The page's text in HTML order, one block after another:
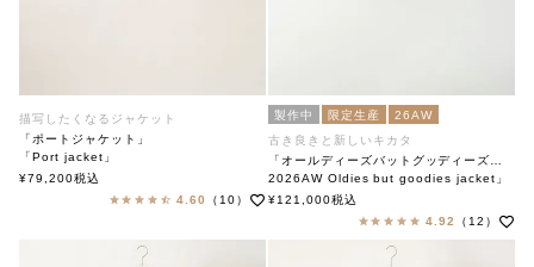
描写したくなるジャケット
「ポートジャケット」
「Port jacket」
soutiencollar(ステンカラー)
¥79,200税込
4.60
（10）
製作中 限定生産
26AW
古き良きと新しいキカタ
2026AW Oldies but goodies jacket」
soutiencollar（ステンカラー）
¥121,000税込
4.92
（12）